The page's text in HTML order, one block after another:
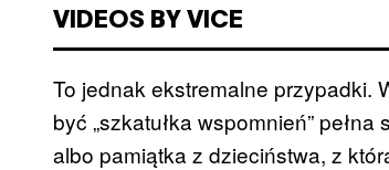
VIDEOS BY VICE
To jednak ekstremalne przypadki.
być „szkatułka wspomnień”
albo pamiątka z dzieciństwa, z